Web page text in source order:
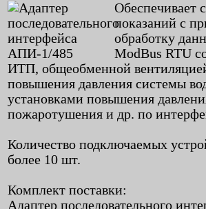
Обеспечивает
показаний с
обработку
ModBus RTU
ИТП, общеобменной
повышения давления системы
установками повышения
пожаротушения и др. по
Количество подключаемых
более 10 шт.
Комплект поставки:
Адаптер последовательного